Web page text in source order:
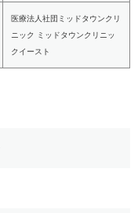
医療法人社団ミッドタウンクリ
ニック ミッドタウンクリニッ
クイースト